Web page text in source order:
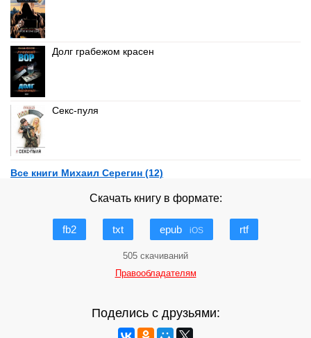
Долг грабежом красен
Секс-пуля
Все книги Михаил Серегин (12)
Скачать книгу в формате:
fb2 txt epub iOS rtf
505 скачиваний
Правообладателям
Поделись с друзьями: